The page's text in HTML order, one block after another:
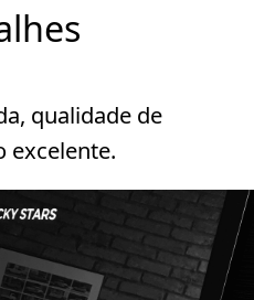
qualidade de
excelente.